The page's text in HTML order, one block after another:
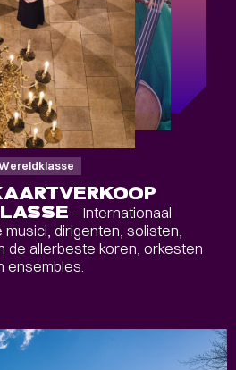
- Internationaal
dirigenten, solisten,
de allerbeste koren, orkesten
ensembles.